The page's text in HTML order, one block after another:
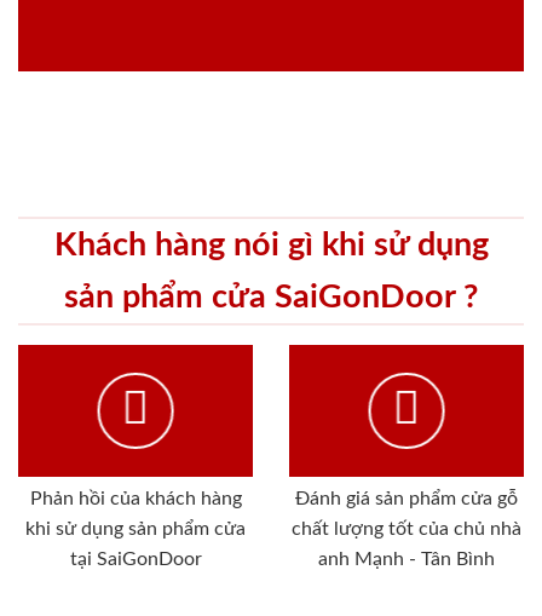
Khách hàng nói gì khi sử dụng
sản phẩm cửa SaiGonDoor ?
Phản hồi của khách hàng
khi sử dụng sản phẩm cửa
tại SaiGonDoor
Đánh giá sản phẩm cửa gỗ
chất lượng tốt của chủ nhà
anh Mạnh - Tân Bình